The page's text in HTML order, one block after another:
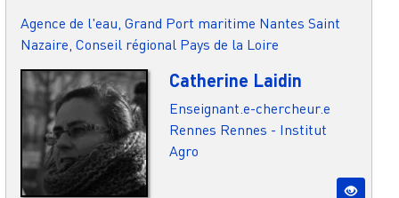
Agence de l'eau, Grand Port maritime Nantes Saint
Nazaire, Conseil régional Pays de la Loire
Catherine Laidin
Enseignant.e-chercheur.e
Rennes Rennes - Institut
Agro